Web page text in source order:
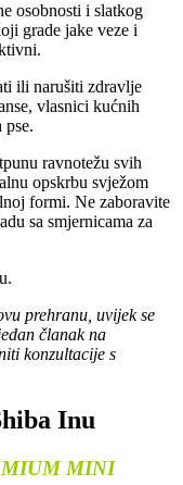
osobnosti i slatkog
grade jake veze i
ili narušiti zdravlje
vlasnici kućnih
pse.
ravnotežu svih
opskrbu svježom
formi. Ne zaboravite
sa smjernicama za
prehranu, uvijek se
članak na
konzultacije s
Inu
MINI